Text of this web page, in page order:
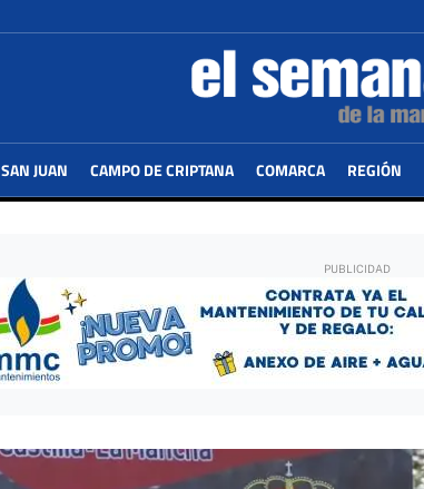
JUAN CAMPO DE CRIPTANA COMARCA REGIÓN